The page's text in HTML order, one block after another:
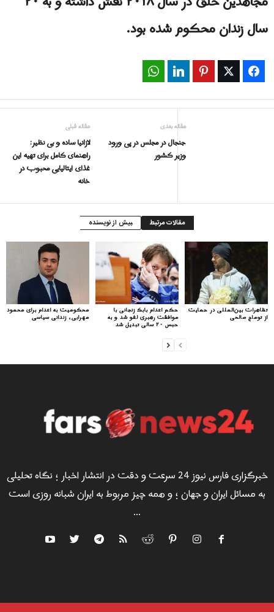
سال زندان محکوم شده بود.
Facebook
Twitter
Pinterest
LinkedIn
مقاله قبلی
لازانیا ساده و بی نظیر:
راهنمای کامل برای تهیه این
غذای ایتالیایی محبوب در
خانه
مقاله بعدی
جنجال در مجلس در پی ورود
وزیر کشور
مقالات مرتبط بیش از نویسنده
محکومیت به اعدام برای محمود
مهرابی، زندانی سیاسی
حکم اعدام بابک زنجانی با
موافقت رهبری لغو شد و به
حبس ۲۰ سالی تبدیل شد
تظاهرات بین‌المللی در حمایت
از توماج صالحی
خبرگزاری فارس نیوز 24 سرعت و دقت در انتشار اخبار ؛ نگاه تحلیلی
به مسائل ایران و جهان ؛ و همه چیز مربوط به ایران شبانه روزی است
...